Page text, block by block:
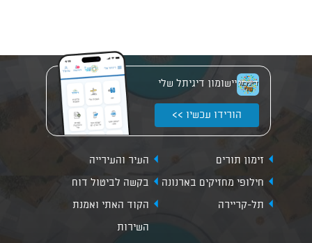
יישומון דיגיתל שלי
הורידו עכשיו >>
זימון תורים
העיר והעירייה
חילופי מחזיקים בארנונה
בקשה לביטול דוח
תל-קריירה
הקוד האתי ואמנת
השירות